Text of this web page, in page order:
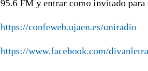
95.6 FM y entrar como invitado para
https://confeweb.ujaen.es/uniradio
https://www.facebook.com/